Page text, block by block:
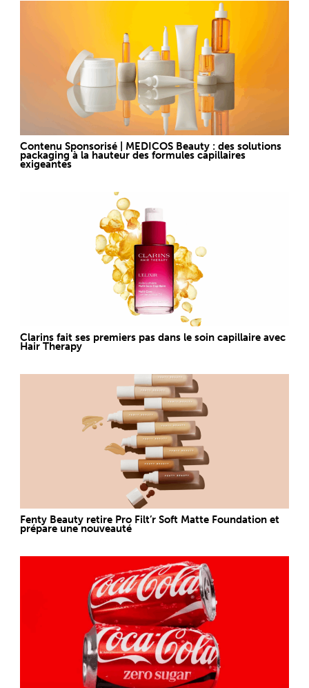
Contenu Sponsorisé | MEDICOS Beauty : des solutions
packaging à la hauteur des formules capillaires
exigeantes
Clarins fait ses premiers pas dans le soin capillaire avec
Hair Therapy
Fenty Beauty retire Pro Filt’r Soft Matte Foundation et
prépare une nouveauté